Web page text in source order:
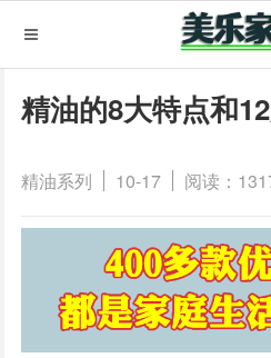
精油的8大特点和
精油系列 10-17 阅读：